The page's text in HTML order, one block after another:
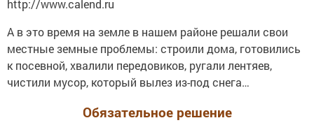
http://www.calend.ru
А в это время на земле в нашем районе решали свои
местные земные проблемы: строили дома, готовились
к посевной, хвалили передовиков, ругали лентяев,
чистили мусор, который вылез из-под снега…
Обязательное решение